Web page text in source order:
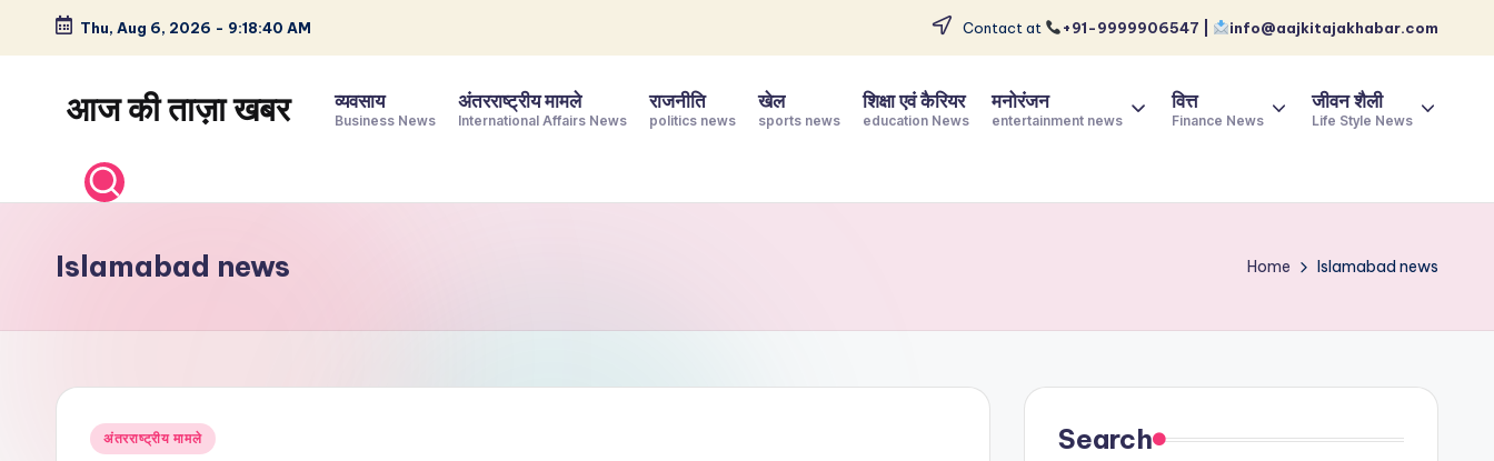
Skip
content
Thu, Aug 6, 2026 - 9:18:41 AM Contact at +91-9999906547 | info@aajkitajakhabar.com
आज की ताज़ा खबर
समाचार
–
और
व्यवसाय
Business News
अंतरराष्ट्रीय मामले
International Affairs News
राजनीति
politics news
खेल
sports news
शिक्षा एवं कैरियर
education News
मनोरंजन
entertainment news
वित्त
Finance News
जीवन शैली
Life Style News
Islamabad news Home Islamabad news
Posted
अंतरराष्ट्रीय मामले Search